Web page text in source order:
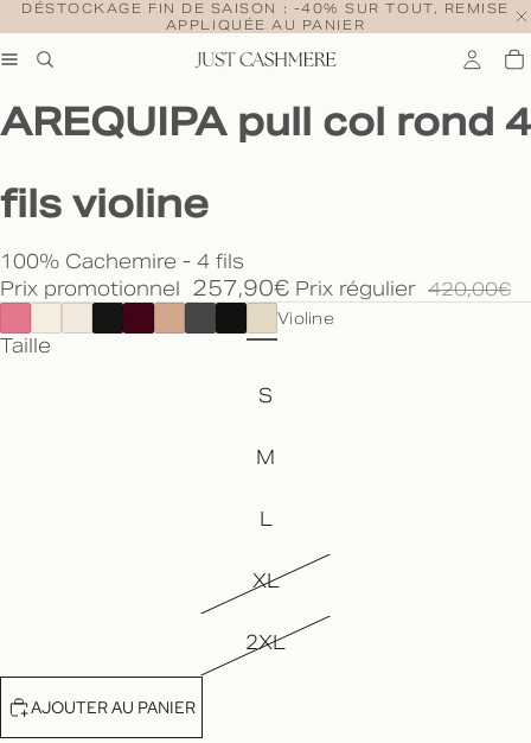
DÉSTOCKAGE FIN DE SAISON : -40% SUR TOUT, REMISE
APPLIQUÉE AU PANIER
AREQUIPA pull col rond 4
fils violine
100% Cachemire - 4 fils
Prix promotionnel 257,90€ Prix régulier 420,00€
Violine
Taille
S
M
L
XL
2XL
AJOUTER AU PANIER